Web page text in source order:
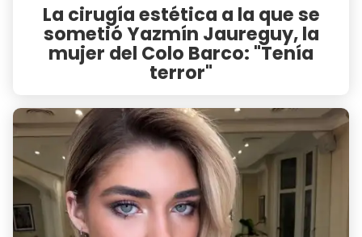
La cirugía estética a la que se
sometió Yazmín Jaureguy, la
mujer del Colo Barco: "Tenía
terror"